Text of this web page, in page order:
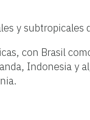
y subtropicales
con Brasil
Indonesia y